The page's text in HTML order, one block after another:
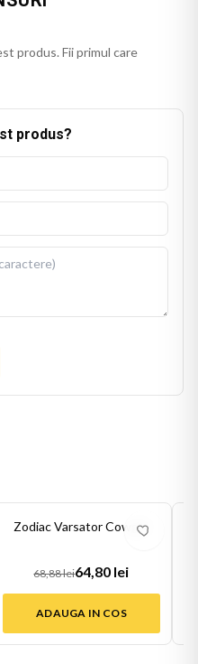
produs. Fii primul care
produs?
%
Zodiac Varsator Cowgirl
68,88 lei64,80 lei
ADAUGA IN COS